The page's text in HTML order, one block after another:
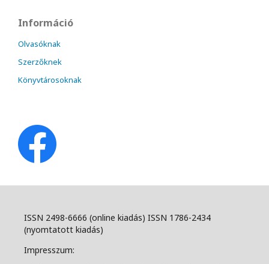
Információ
Olvasóknak
Szerzőknek
Könyvtárosoknak
ISSN 2498-6666 (online kiadás) ISSN 1786-2434
(nyomtatott kiadás)
Impresszum: